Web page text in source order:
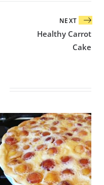
NEXT
Healthy Carrot
Cake